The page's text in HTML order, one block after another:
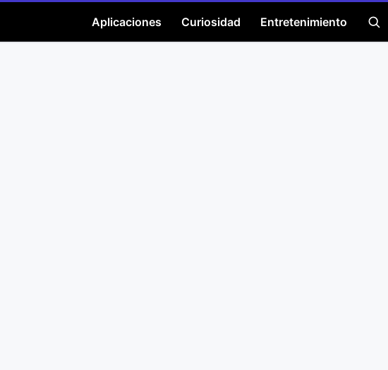
Aplicaciones Curiosidad Entretenimiento